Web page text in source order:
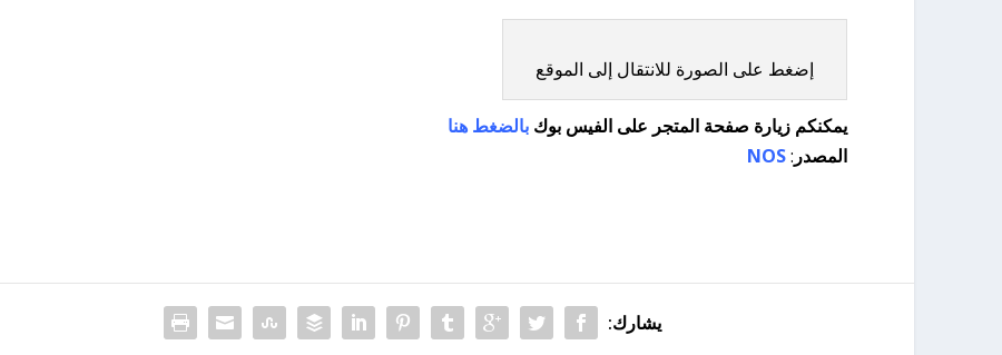
إضغط على الصورة للانتقال إلى الموقع
يمكنكم زيارة صفحة المتجر على الفيس بوكبالضغط هنا
المصدر :
NOS
يشارك: